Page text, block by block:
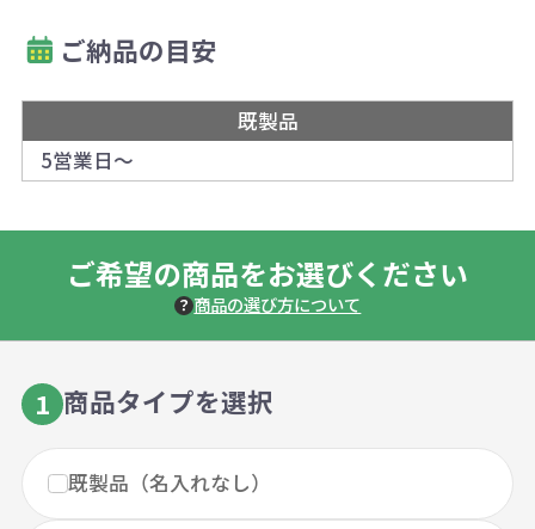
ご納品の目安
既製品
5営業日～
ご希望の商品をお選びください
商品の選び方について
1 商品タイプを選択
既製品（名入れなし）